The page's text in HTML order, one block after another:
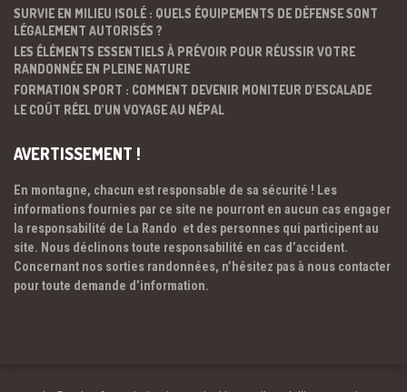
SURVIE EN MILIEU ISOLÉ : QUELS ÉQUIPEMENTS DE DÉFENSE SONT
LÉGALEMENT AUTORISÉS ?
LES ÉLÉMENTS ESSENTIELS À PRÉVOIR POUR RÉUSSIR VOTRE
RANDONNÉE EN PLEINE NATURE
FORMATION SPORT : COMMENT DEVENIR MONITEUR D’ESCALADE
LE COÛT RÉEL D’UN VOYAGE AU NÉPAL
AVERTISSEMENT !
En montagne, chacun est responsable de sa sécurité ! Les
informations fournies par ce site ne pourront en aucun cas engager
la responsabilité de La Rando et des personnes qui participent au
site. Nous déclinons toute responsabilité en cas d’accident.
Concernant nos sorties randonnées, n’hésitez pas à nous contacter
pour toute demande d’information.